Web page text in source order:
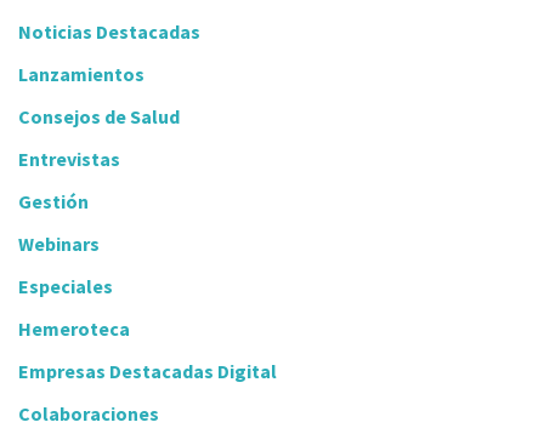
Noticias Destacadas
Lanzamientos
Consejos de Salud
Entrevistas
Gestión
Webinars
Especiales
Hemeroteca
Empresas Destacadas Digital
Colaboraciones